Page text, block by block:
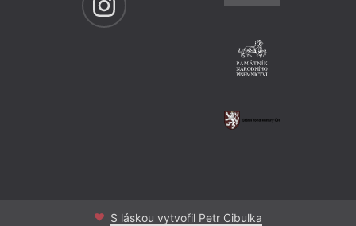
S láskou vytvořil Petr Cibulka